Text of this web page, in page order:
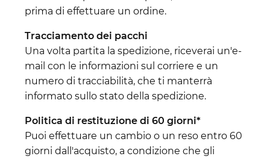
prima di effettuare un ordine.
Tracciamento dei pacchi
Una volta partita la spedizione, riceverai un'e-
mail con le informazioni sul corriere e un
numero di tracciabilità, che ti manterrà
informato sullo stato della spedizione.
Politica di restituzione di 60 giorni*
Puoi effettuare un cambio o un reso entro 60
giorni dall'acquisto, a condizione che gli